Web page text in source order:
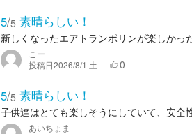
5/5 素晴らしい！
新しくなったエアトランポリンが楽しかっ
こー
投稿日2026/8/1 土 0
5/5 素晴らしい！
子供達はとても楽しそうにしていて、安全
あいちょま